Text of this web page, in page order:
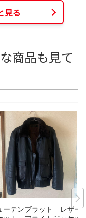
見る
商品も見て
ーテンブラット レザー